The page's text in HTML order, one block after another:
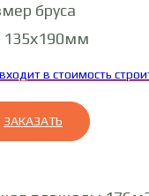
бруса
135х190мм
в стоимость
ЗАКАЗАТЬ